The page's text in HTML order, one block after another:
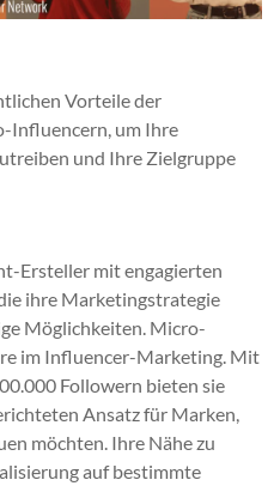
Vorteile der
Influencern, um Ihre
und Ihre Zielgruppe
Ersteller mit engagierten
ihre Marketingstrategie
Möglichkeiten. Micro-
im Influencer-Marketing. Mit
Followern bieten sie
Ansatz für Marken,
möchten. Ihre Nähe zu
auf bestimmte